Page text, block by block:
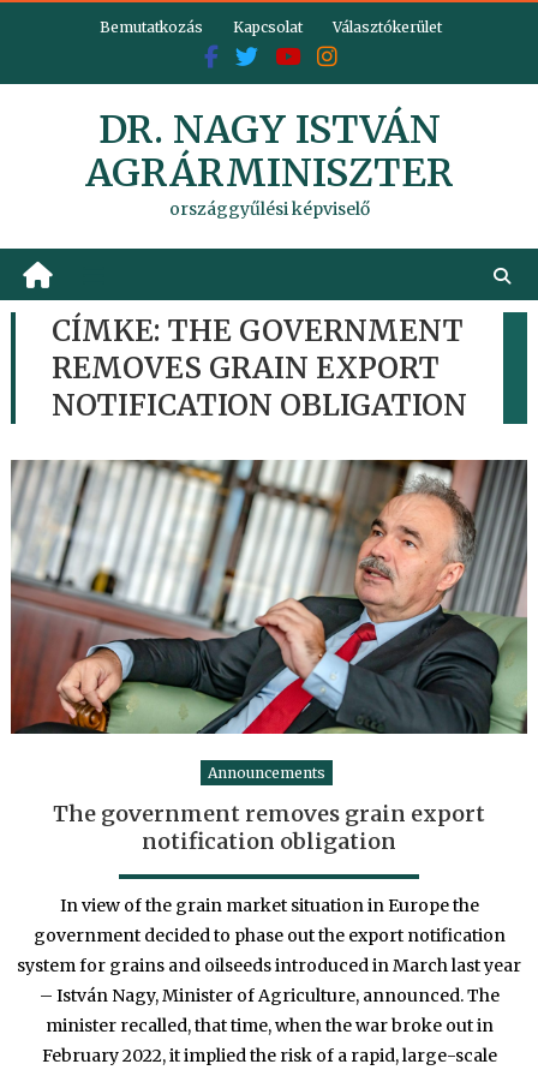
Bemutatkozás Kapcsolat Választókerület
DR. NAGY ISTVÁN
AGRÁRMINISZTER
országgyűlési képviselő
CÍMKE: THE GOVERNMENT
REMOVES GRAIN EXPORT
NOTIFICATION OBLIGATION
Announcements
The government removes grain export
notification obligation
In view of the grain market situation in Europe the
government decided to phase out the export notification
system for grains and oilseeds introduced in March last year
– István Nagy, Minister of Agriculture, announced. The
minister recalled, that time, when the war broke out in
February 2022, it implied the risk of a rapid, large-scale